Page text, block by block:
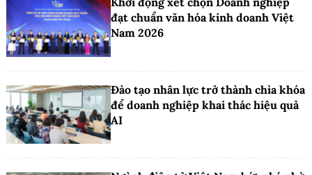
đạt chuẩn văn hóa kinh doanh Việt
Nam 2026
Đào tạo nhân lực trở thành chìa khóa
để doanh nghiệp khai thác hiệu quả
AI